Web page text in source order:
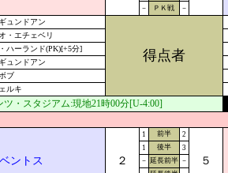
－
ＰＫ戦 －
ュンドアン
得点者
・エチェベリ
ハーランド(PK)[+5分]
ュンドアン
ブ
ルキ
ツ・スタジアム:現地21時00分[U-4:00]
ントス ２
1 前半 2
５
1 後半
3
－ 延長前半 －